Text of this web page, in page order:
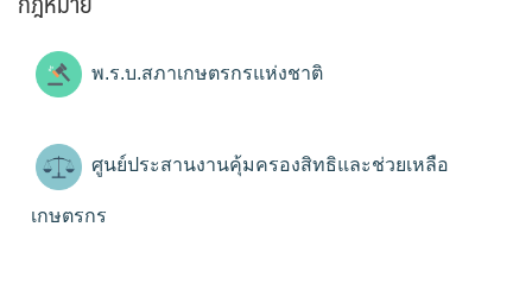
พ.ร.บ.สภาเกษตรกรแห่งชาติ
ศูนย์ประสานงานคุ้มครองสิทธิและช่วยเหลือ
เกษตรกร